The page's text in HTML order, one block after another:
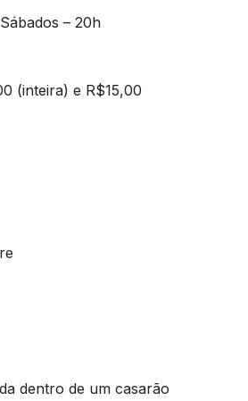
– 20h
(inteira) e R$15,00
dentro de um casarão